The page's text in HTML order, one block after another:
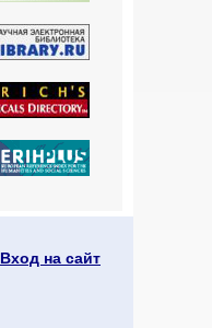
Вход на сайт